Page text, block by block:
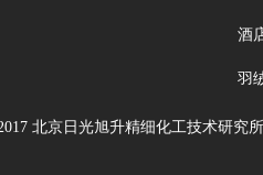
酒
羽
北京日光旭升精细化工技术研究